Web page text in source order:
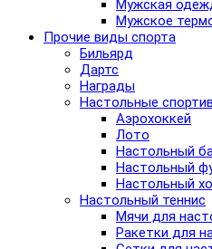
Мужская
Мужское
Прочие виды спорта
Бильярд
Дартс
Награды
Настольные
Аэрохоккей
Лото
Настольный
Настольный
Настольный
Настольный теннис
Мячи для
Ракетки для